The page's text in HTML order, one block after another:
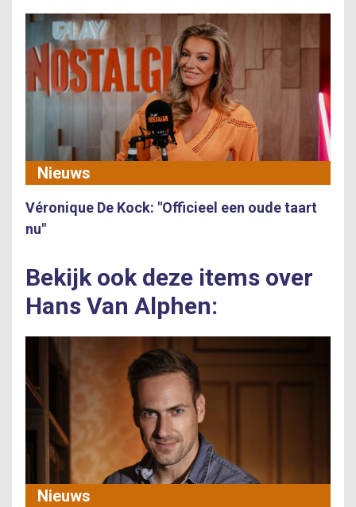
Nieuws
Véronique De Kock: "Officieel een oude taart
nu"
Bekijk ook deze items over
Hans Van Alphen:
Nieuws